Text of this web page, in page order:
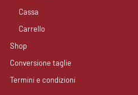
Cassa
Carrello
Shop
Conversione taglie
Termini e condizioni